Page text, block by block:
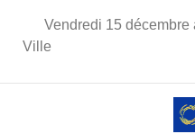
Vendredi 15 décembre
Ville